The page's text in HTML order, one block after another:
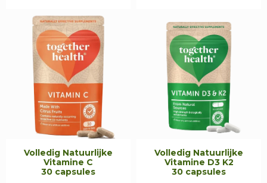
Volledig Natuurlijke
Vitamine C
30 capsules
Volledig Natuurlijke
Vitamine D3 K2
30 capsules